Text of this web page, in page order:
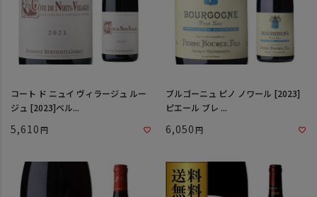
コート ド ニュイ ヴィラージュ ルー
ジュ [2023]ベル...
5,610
ブルゴーニュ ピノ ノワール [2023]
ピエール ブレ ...
6,050